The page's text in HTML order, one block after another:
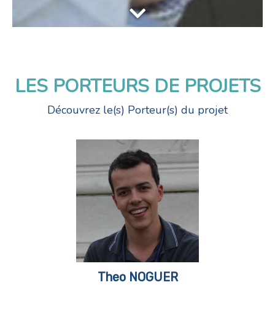
LES PORTEURS DE PROJETS
Découvrez le(s) Porteur(s) du projet
Theo NOGUER